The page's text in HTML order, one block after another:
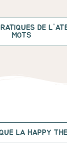
DE
MOTS
LA HAPPY